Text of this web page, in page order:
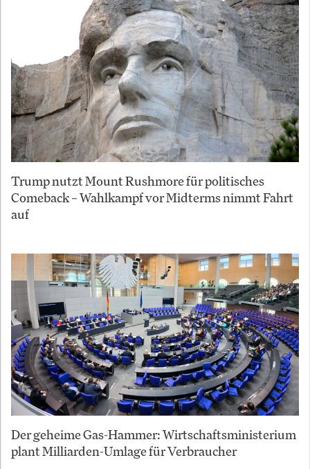
Trump nutzt Mount Rushmore für politisches
Comeback – Wahlkampf vor Midterms nimmt Fahrt
auf
Der geheime Gas-Hammer: Wirtschaftsministerium
plant Milliarden-Umlage für Verbraucher